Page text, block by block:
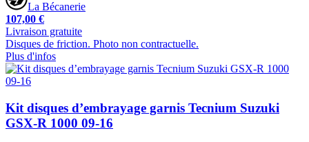
La Bécanerie
107,00 €
Livraison gratuite
Disques de friction. Photo non contractuelle.
Plus d'infos
Kit disques d’embrayage garnis Tecnium Suzuki
GSX-R 1000 09-16